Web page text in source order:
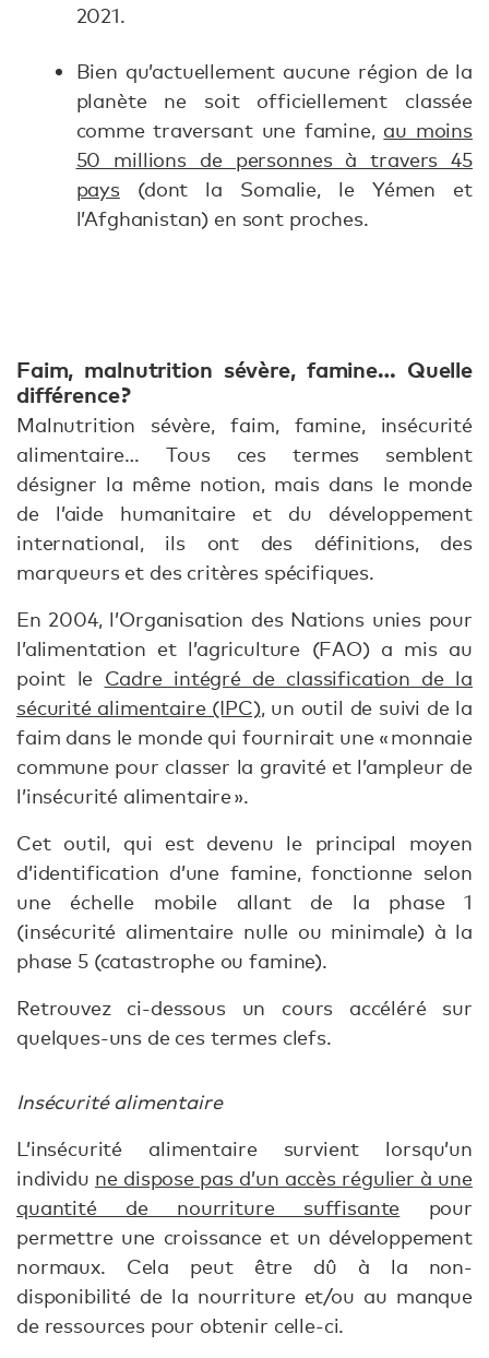
2021.
Bien qu’actuellement aucune région de la
planète ne soit officiellement classée
comme traversant une famine, au moins
50 millions de personnes à travers 45
pays(dont la Somalie, le Yémen et
l’Afghanistan) en sont proches.
Faim, malnutrition sévère, famine… Quelle
différence ?
Malnutrition sévère, faim, famine, insécurité
alimentaire… Tous ces termes semblent
désigner la même notion, mais dans le monde
de l’aide humanitaire et du développement
international, ils ont des définitions, des
marqueurs et des critères spécifiques.
En 2004, l’Organisation des Nations unies pour
l’alimentation et l’agriculture (FAO) a mis au
point le Cadre intégré de classification de la
sécurité alimentaire (IPC), un outil de suivi de la
faim dans le monde qui fournirait une « monnaie
commune pour classer la gravité et l’ampleur de
l’insécurité alimentaire ».
Cet outil, qui est devenu le principal moyen
d’identification d’une famine, fonctionne selon
une échelle mobile allant de la phase 1
(insécurité alimentaire nulle ou minimale) à la
phase 5 (catastrophe ou famine).
Retrouvez ci-dessous un cours accéléré sur
quelques-uns de ces termes clefs.
Insécurité alimentaire
L’insécurité alimentaire survient lorsqu’un
individu ne dispose pas d’un accès régulier à une
quantité de nourriture suffisante pour
permettre une croissance et un développement
normaux. Cela peut être dû à la non-
disponibilité de la nourriture et/ou au manque
de ressources pour obtenir celle-ci.